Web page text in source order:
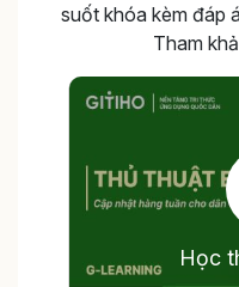
suốt khóa kèm đáp
Tham
Học